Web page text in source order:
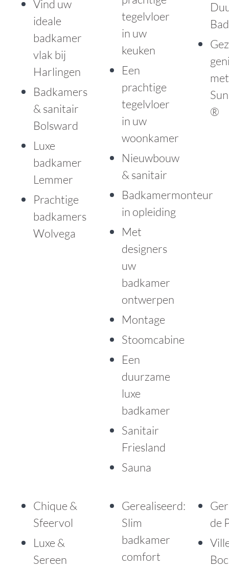
Vind uw
ideale
badkamer
vlak bij
Harlingen
Badkamers
& sanitair
Bolsward
Luxe
badkamer
Lemmer
Prachtige
badkamers
Wolvega
tegelvloer
in uw
keuken
Een
prachtige
tegelvloer
in uw
woonkamer
Nieuwbouw
& sanitair
Badkamermonteur
in opleiding
Met
designers
uw
badkamer
ontwerpen
Montage
Stoomcabine
Een
duurzame
luxe
badkamer
Sanitair
Friesland
Sauna
met
®
Chique &
Sfeervol
Luxe &
Sereen
Gerealiseerd:
Slim
badkamer
comfort
de